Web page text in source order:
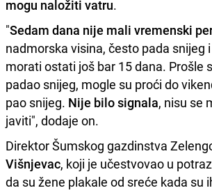
mogu naložiti vatru.
"Sedam dana nije mali vremenski
nadmorska visina, često pada snijeg
morati ostati još bar 15 dana. Prošle
padao snijeg, mogle su proći do
pao snijeg. Nije bilo signala, nisu se
javiti", dodaje on.
Direktor Šumskog gazdinstva
Višnjevac, koji je učestvovao u
da su žene plakale od sreće kada su